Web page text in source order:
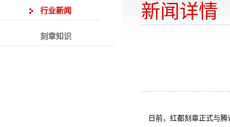
行业新闻
刻章知识
新闻详情
日前，红都刻章正式与腾